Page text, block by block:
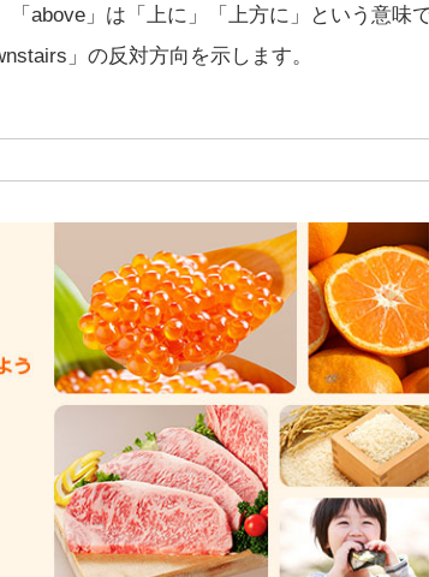
above」は「上に」「上方に」という意味
」の反対方向を示します。